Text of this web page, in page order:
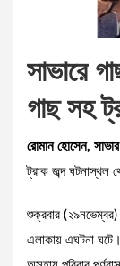
সাভারে
গাছ সহ
রোমান হোসেন,
ট্রাক জব্দ ঘটনাস্থল
শুক্রবার (২৯নভেম্বর)
এলাকায় এঘটনা ঘটে।